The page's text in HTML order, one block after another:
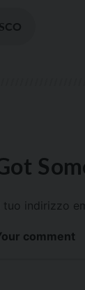
Il tuo indirizzo
comment